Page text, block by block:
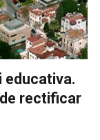
educativa.
de rectificar